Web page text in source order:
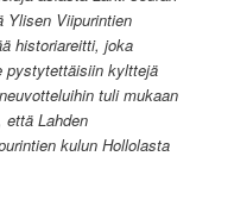
Ylisen Viipurintien
historiareitti, joka
pystytettäisiin kylttejä
tuli mukaan
että Lahden
kulun Hollolasta